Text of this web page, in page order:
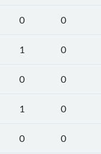
0
0
1
0
0
0
1
0
0
0